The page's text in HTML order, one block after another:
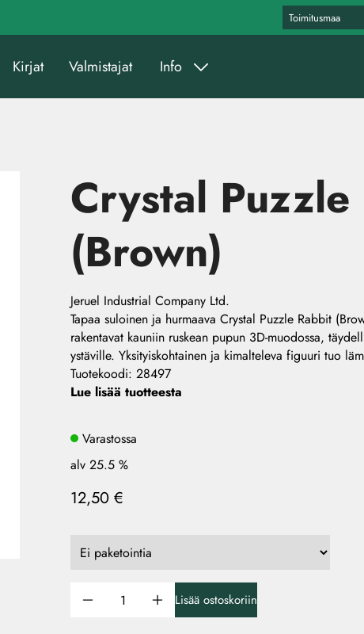
Kirjat Valmistajat Info
Crystal
(Brown)
Jeruel Industrial Company Ltd.
Tapaa suloinen ja hurmaava Crystal Puzzle Rabbit
rakentavat kauniin ruskean pupun 3D-muodossa,
ystäville. Yksityiskohtainen ja kimalteleva figuuri tuo
Tuotekoodi: 28497
Lue lisää tuotteesta
Varastossa
alv 25.5 %
12,50 €
Lisää ostoskoriin